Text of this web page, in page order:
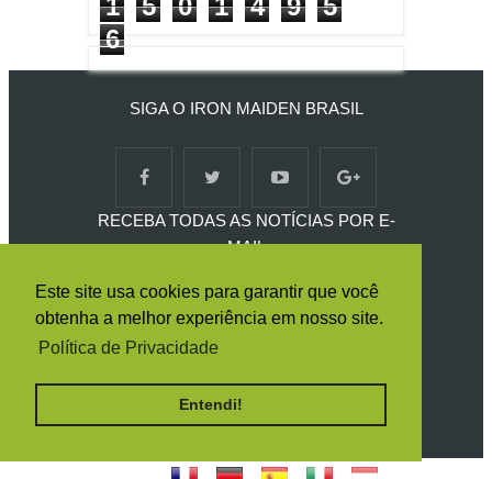
Este site usa cookies para garantir que você
obtenha a melhor experiência em nosso site.
Política de Privacidade
Entendi!
6
SIGA O IRON MAIDEN BRASIL
RECEBA TODAS AS NOTÍCIAS POR E-
MAIL